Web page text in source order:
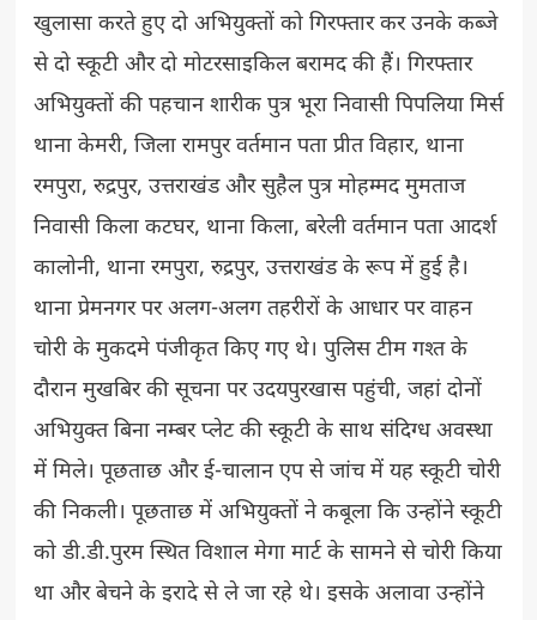
खुलासा करते हुए दो अभियुक्तों को गिरफ्तार कर उनके कब्जे
से दो स्कूटी और दो मोटरसाइकिल बरामद की हैं। गिरफ्तार
अभियुक्तों की पहचान शारीक पुत्र भूरा निवासी पिपलिया मिर्स
थाना केमरी, जिला रामपुर वर्तमान पता प्रीत विहार, थाना
रमपुरा, रुद्रपुर, उत्तराखंड और सुहैल पुत्र मोहम्मद मुमताज
निवासी किला कटघर, थाना किला, बरेली वर्तमान पता आदर्श
कालोनी, थाना रमपुरा, रुद्रपुर, उत्तराखंड के रूप में हुई है।
थाना प्रेमनगर पर अलग-अलग तहरीरों के आधार पर वाहन
चोरी के मुकदमे पंजीकृत किए गए थे। पुलिस टीम गश्त के
दौरान मुखबिर की सूचना पर उदयपुरखास पहुंची, जहां दोनों
अभियुक्त बिना नम्बर प्लेट की स्कूटी के साथ संदिग्ध अवस्था
में मिले। पूछताछ और ई-चालान एप से जांच में यह स्कूटी चोरी
की निकली। पूछताछ में अभियुक्तों ने कबूला कि उन्होंने स्कूटी
को डी.डी.पुरम स्थित विशाल मेगा मार्ट के सामने से चोरी किया
था और बेचने के इरादे से ले जा रहे थे। इसके अलावा उन्होंने